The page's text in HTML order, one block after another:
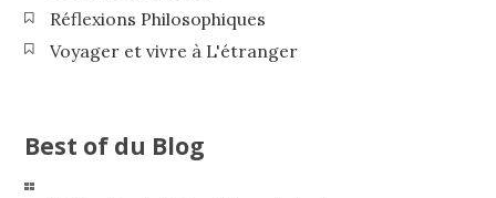
Réflexions Philosophiques
Voyager et vivre à L'étranger
Best of du Blog